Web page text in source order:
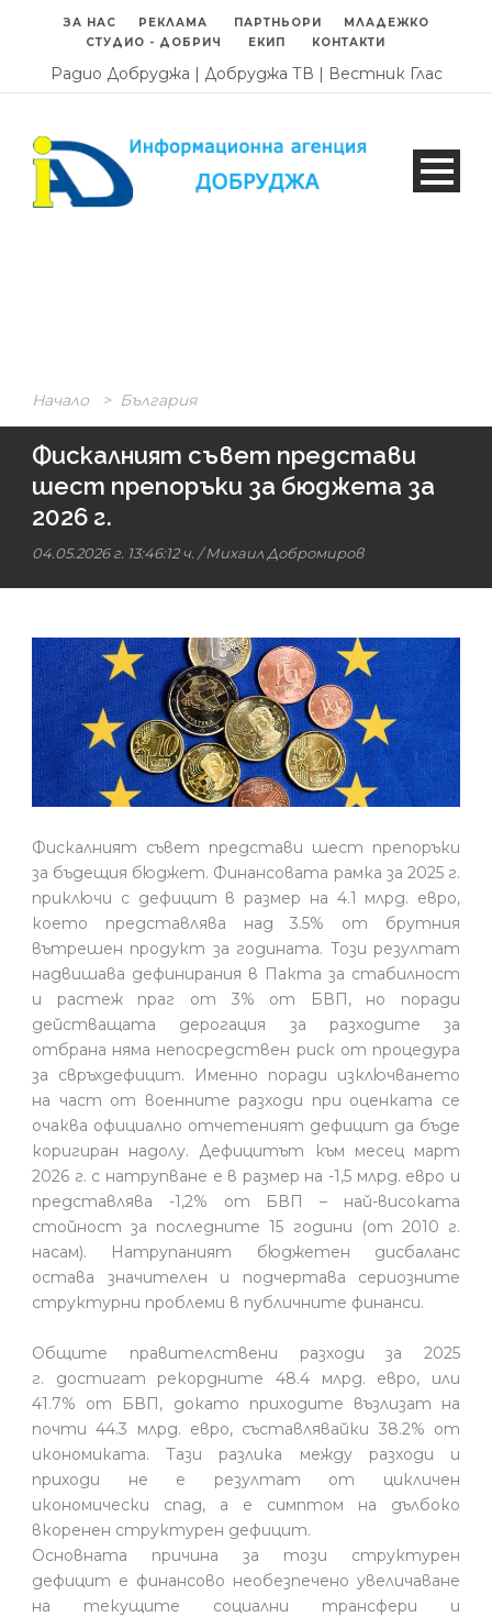
ЗА НАС РЕКЛАМА ПАРТНЬОРИ
МЛАДЕЖКО
СТУДИО - ДОБРИЧ
ЕКИП КОНТАКТИ
Радио Добруджа | Добруджа ТВ | Вестник Глас
Начало > България
Фискалният съвет представи
шест препоръки за бюджета за
2026 г.
04.05.2026 г. 13:46:12 ч. /Михаил Добромиров
Фискалният съвет представи шест препоръки
за бъдещия бюджет. Финансовата рамка за 2025 г.
приключи с дефицит в размер на 4.1 млрд. евро,
което представлява над 3.5% от брутния
вътрешен продукт за годината. Този резултат
надвишава дефинирания в Пакта за стабилност
и растеж праг от 3% от БВП, но поради
действащата дерогация за разходите за
отбрана няма непосредствен риск от процедура
за свръхдефицит. Именно поради изключването
на част от военните разходи при оценката се
очаква официално отчетеният дефицит да бъде
коригиран надолу. Дефицитът към месец март
2026 г. с натрупване е в размер на -1,5 млрд. евро и
представлява -1,2% от БВП – най-високата
стойност за последните 15 години (от 2010 г.
насам). Натрупаният бюджетен дисбаланс
остава значителен и подчертава сериозните
структурни проблеми в публичните финанси.
Общите правителствени разходи за 2025
г. достигат рекордните 48.4 млрд. евро, или
41.7% от БВП, докато приходите възлизат на
почти 44.3 млрд. евро, съставлявайки 38.2% от
икономиката. Тази разлика между разходи и
приходи не е резултат от цикличен
икономически спад, а е симптом на дълбоко
вкоренен структурен дефицит.
Основната причина за този структурен
дефицит е финансово необезпечено увеличаване
на текущите социални трансфери и